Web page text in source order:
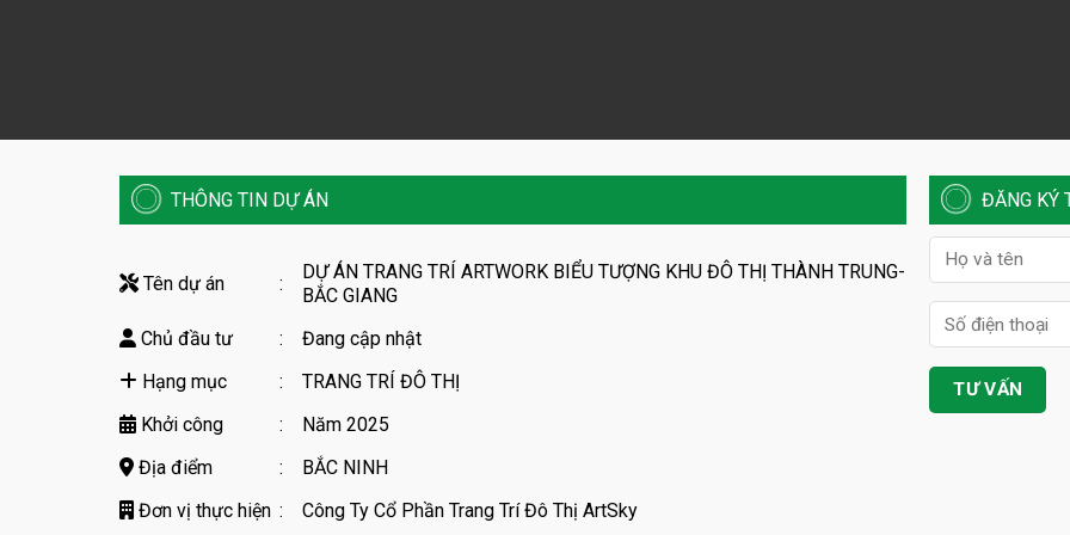
THÔNG TIN DỰ ÁN
Tên dự án :
DỰ ÁN TRANG TRÍ ARTWORK BIỂU TƯỢNG KHU ĐÔ THỊ THÀNH TRUNG-
BẮC GIANG
Chủ đầu tư
:
Đang cập nhật
Hạng mục
:
TRANG TRÍ ĐÔ THỊ
Khởi công
:
Năm 2025
Địa điểm
:
BẮC NINH
Đơn vị thực hiện : Công Ty Cổ Phần Trang Trí Đô Thị ArtSky
ĐĂNG KÝ